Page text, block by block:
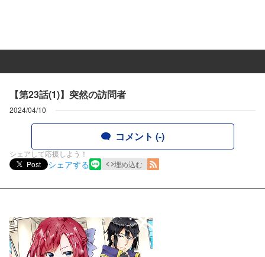
【第23話(1)】突然の訪問者
2024/04/10
コメント (-)
シェアして応援しよう！
Post
シェアする 埋め込む